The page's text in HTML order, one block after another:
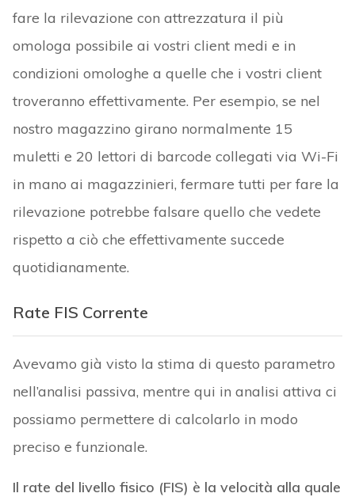
fare la rilevazione con attrezzatura il più
omologa possibile ai vostri client medi e in
condizioni omologhe a quelle che i vostri client
troveranno effettivamente. Per esempio, se nel
nostro magazzino girano normalmente 15
muletti e 20 lettori di barcode collegati via Wi-Fi
in mano ai magazzinieri, fermare tutti per fare la
rilevazione potrebbe falsare quello che vedete
rispetto a ciò che effettivamente succede
quotidianamente.
Rate FIS Corrente
Avevamo già visto la stima di questo parametro
nell’analisi passiva, mentre qui in analisi attiva ci
possiamo permettere di calcolarlo in modo
preciso e funzionale.
Il rate del livello fisico (FIS) è la velocità alla quale